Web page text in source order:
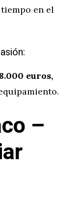
en el
euros,
–